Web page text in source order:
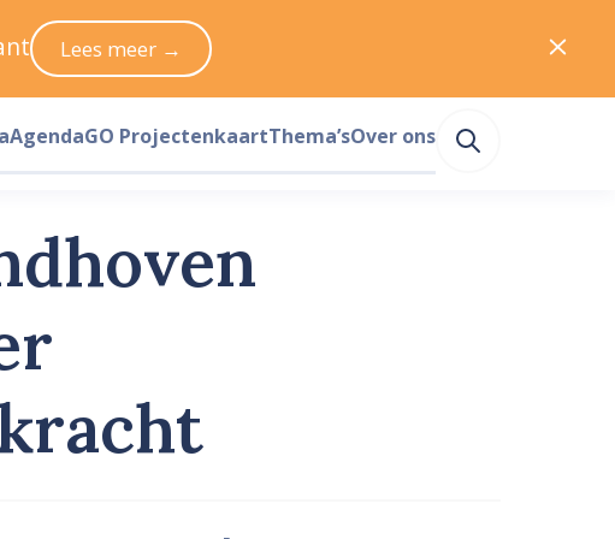
Lees meer →
AgendaGO ProjectenkaartThema’sOver ons